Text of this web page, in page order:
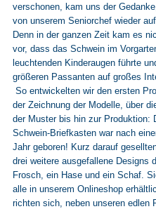
verschonen, kam uns der
von unserem Seniorchef wieder
Denn in der ganzen Zeit kam es
vor, dass das Schwein im
leuchtenden Kinderaugen führte
größeren Passanten auf großes
So entwickelten wir den ersten
der Zeichnung der Modelle, über
der Muster bis hin zur Produktion:
Schwein-Briefkasten war nach
Jahr geboren! Kurz darauf
drei weitere ausgefallene Designs
Frosch, ein Hase und ein Schaf.
alle in unserem Onlineshop
richten sich, neben unseren edlen